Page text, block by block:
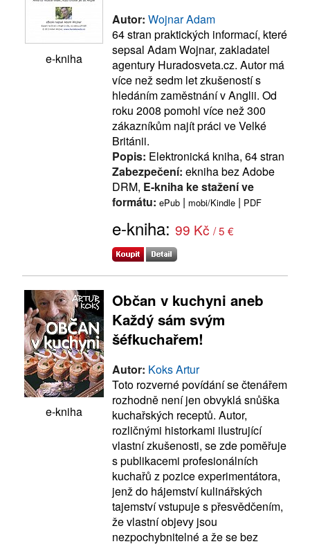
e-kniha
Autor: Wojnar Adam
64 stran praktických informací, které
sepsal Adam Wojnar, zakladatel
agentury Huradosveta.cz. Autor má
více než sedm let zkušeností s
hledáním zaměstnání v Anglii. Od
roku 2008 pomohl více než 300
zákazníkům najít práci ve Velké
Británii.
Popis: Elektronická kniha, 64 stran
Zabezpečení: ekniha bez Adobe
DRM, E-kniha ke stažení ve
formátu: ePub | mobi/Kindle | PDF
e-kniha: 99 Kč / 5 €
e-kniha
Občan v kuchyni aneb
Každý sám svým
šéfkuchařem!
Autor: Koks Artur
Toto rozverné povídání se čtenářem
rozhodně není jen obvyklá snůška
kuchařských receptů. Autor,
rozličnými historkami ilustrující
vlastní zkušenosti, se zde poměřuje
s publikacemi profesionálních
kuchařů z pozice experimentátora,
jenž do hájemství kulinářských
tajemství vstupuje s přesvědčením,
že vlastní objevy jsou
nezpochybnitelné a že se bez